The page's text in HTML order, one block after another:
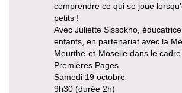
comprendre ce qui se joue
petits !
Avec Juliette Sissokho,
enfants, en partenariat avec la
Meurthe-et-Moselle dans le
Premières Pages.
Samedi 19 octobre
9h30 (durée 2h)